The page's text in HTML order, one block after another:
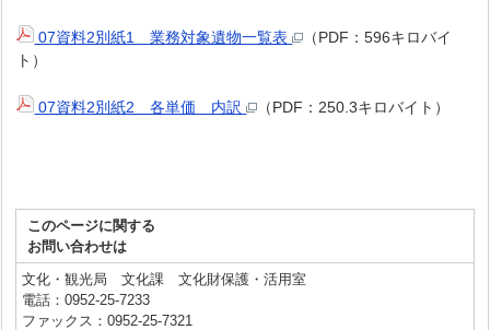
07資料2別紙1 業務対象遺物一覧表
（PDF：596キロバイ
ト）
07資料2別紙2 各単価 内訳 （PDF：250.3キロバイト）
このページに関する
お問い合わせは
文化・観光局 文化課 文化財保護・活用室
電話：0952-25-7233
ファックス：0952-25-7321